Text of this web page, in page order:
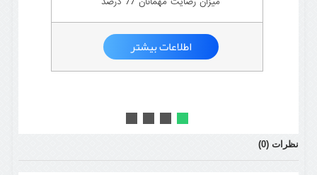
اطلاعات بیشتر
نظرات (0
)